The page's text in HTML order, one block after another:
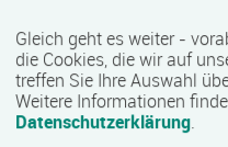
Termin
09.09.2026
Gleich geht es weiter -
die Cookies, die wir auf
treffen Sie Ihre Auswahl
Weitere Informationen
Datenschutzerklärung.